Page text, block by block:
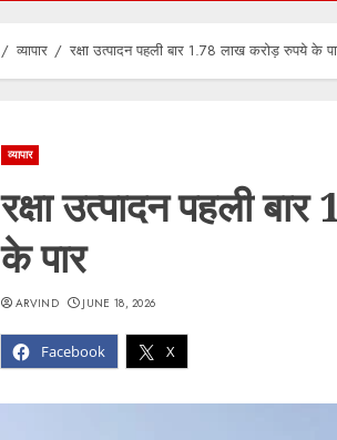
व्यापार रक्षा उत्पादन पहली बार 1.78 लाख करोड़ रुपये के
व्यापार
रक्षा उत्पादन पहली
के पार
Facebook X
ARVIND JUNE 18, 2026